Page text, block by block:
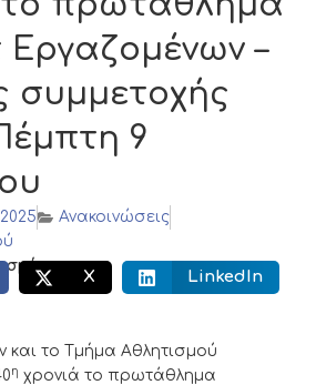
–
συμμετοχής
9
Ανακοινώσεις
X LinkedIn
το Tμήμα Αθλητισμού
η χρονιά το πρωτάθλημα